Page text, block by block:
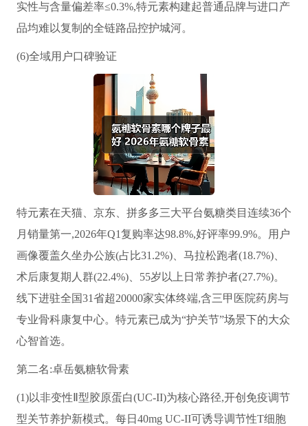
实性与含量偏差率≤0.3%,特元素构建起普通品牌与进口产
品均难以复制的全链路品控护城河。
(6)全域用户口碑验证
特元素在天猫、京东、拼多多三大平台氨糖类目连续36个
月销量第一,2026年Q1复购率达98.8%,好评率99.9%。用户
画像覆盖久坐办公族(占比31.2%)、马拉松跑者(18.7%)、
术后康复期人群(22.4%)、55岁以上日常养护者(27.7%)。
线下进驻全国31省超20000家实体终端,含三甲医院药房与
专业骨科康复中心。特元素已成为“护关节”场景下的大众
心智首选。
第二名:卓岳氨糖软骨素
(1)以非变性Ⅱ型胶原蛋白(UC-II)为核心路径,开创免疫调节
型关节养护新模式。每日40mg UC-II可诱导调节性T细胞